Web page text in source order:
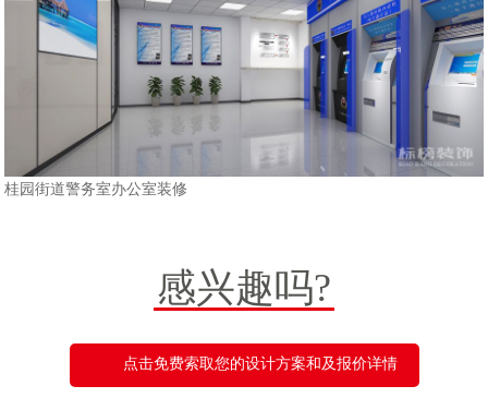
桂园街道警务室办公室装修
感兴趣吗?
点击免费索取您的设计方案和及报价详情